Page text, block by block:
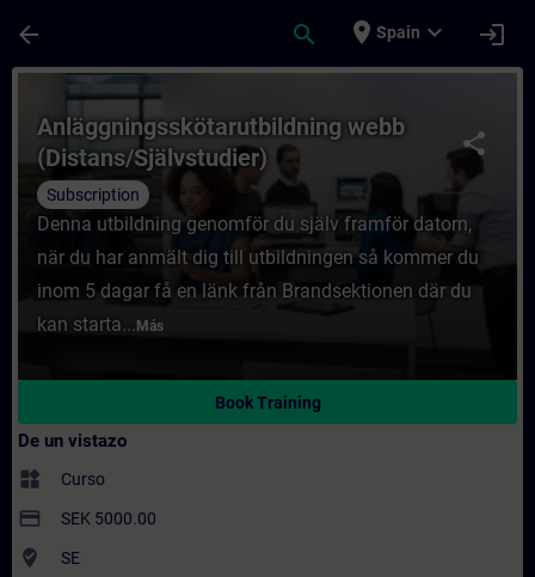
arrow_back search place Spain expand_more login
Curso - Anläggningsskötarutbildning
share
Anläggningsskötarutbildning webb
(Distans/Självstudier)
Subscription
Denna utbildning genomför du själv framför datorn,
när du har anmält dig till utbildningen så kommer du
inom 5 dagar få en länk från Brandsektionen där du
kan starta... Más
Book Training
De un vistazo
widgets Curso
payment SEK 5000.00
where_to_vote SE